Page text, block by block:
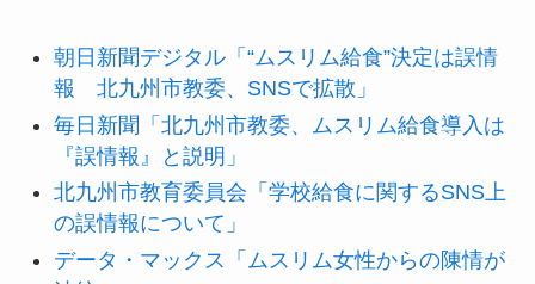
朝日新聞デジタル「“ムスリム給食”決定は誤情
報 北九州市教委、SNSで拡散」
毎日新聞「北九州市教委、ムスリム給食導入は
『誤情報』と説明」
北九州市教育委員会「学校給食に関するSNS上
の誤情報について」
データ・マックス「ムスリム女性からの陳情が